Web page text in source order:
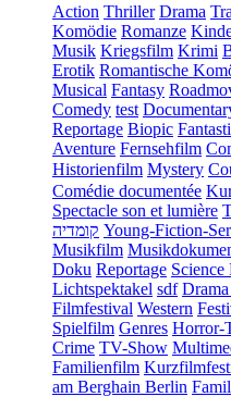
Action Thriller Drama
Komödie Romanze
Musik Kriegsfilm Krimi
Erotik Romantische
Musical Fantasy
Comedy test
Reportage Biopic
Aventure Fernsehfilm
Historienfilm Mystery
Comédie documentée
Spectacle son et lumière
קומדיה Young-Fiction-
Musikfilm
Doku Reportage Science
Lichtspektakel sdf
Filmfestival Western
Spielfilm Genres Horror-
Crime TV-Show
Familienfilm
am Berghain Berlin